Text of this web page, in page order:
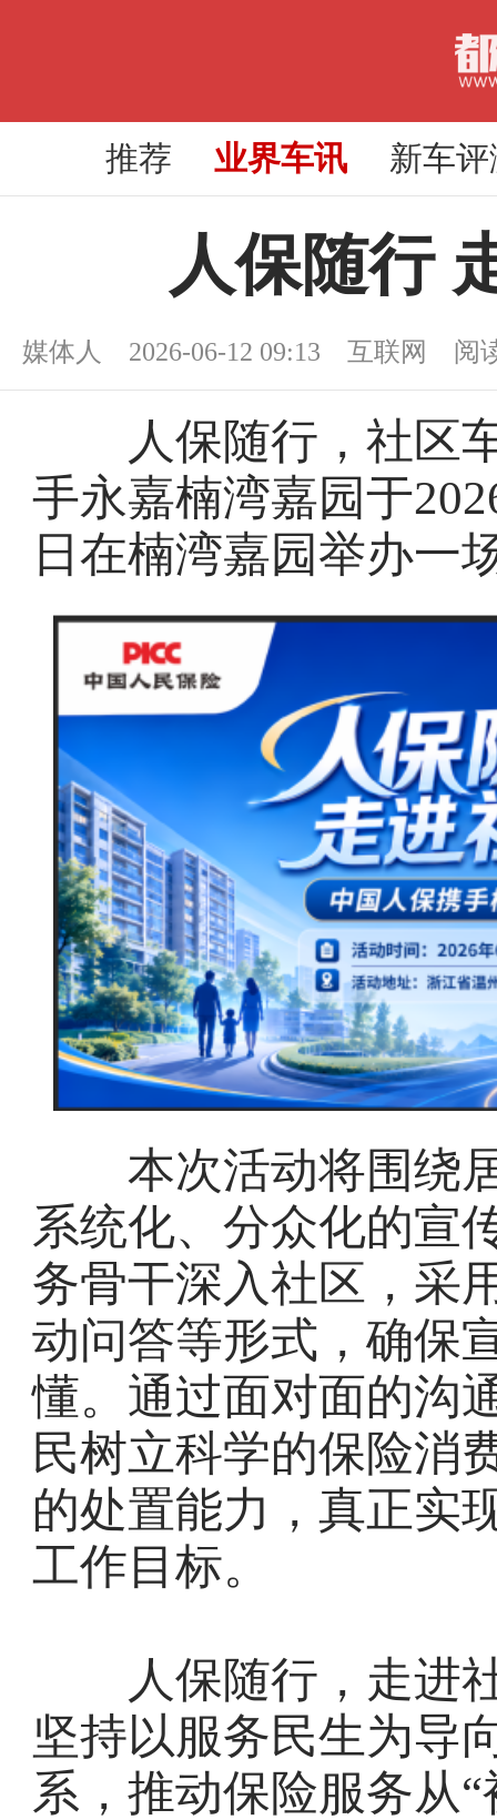
推荐 业界车讯 新车评
人保随行
媒体人 2026-06-12 09:13 互联网 阅
人保随行，社区车
手永嘉楠湾嘉园于
日在楠湾嘉园举办一
本次活动将围绕居
系统化、分众化的宣
务骨干深入社区，采
动问答等形式，确保
懂。通过面对面的沟
民树立科学的保险消
的处置能力，真正实
工作目标。
人保随行，走进社
坚持以服务民生为导
系，推动保险服务从